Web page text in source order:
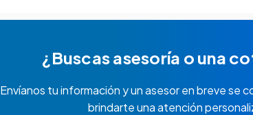
¿Buscas asesoría o una
Envíanos tu información y un asesor en breve se
brindarte una atención